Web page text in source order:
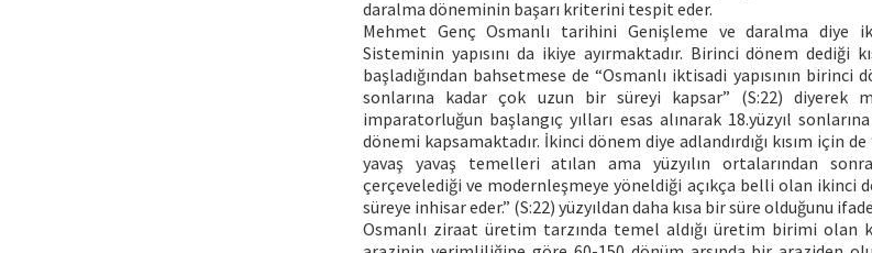
daralma döneminin başarı kriterini tespit eder.
Mehmet Genç Osmanlı tarihini Genişleme ve daralma diye
Sisteminin yapısını da ikiye ayırmaktadır. Birinci dönem dediği
başladığından bahsetmese de “Osmanlı iktisadi yapısının birinci
sonlarına kadar çok uzun bir süreyi kapsar” (S:22) diyerek
imparatorluğun başlangıç yılları esas alınarak 18.yüzyıl
dönemi kapsamaktadır. İkinci dönem diye adlandırdığı kısım için
yavaş yavaş temelleri atılan ama yüzyılın ortalarından
çerçevelediği ve modernleşmeye yöneldiği açıkça belli olan ikinci
süreye inhisar eder.” (S:22) yüzyıldan daha kısa bir süre olduğunu
Osmanlı ziraat üretim tarzında temel aldığı üretim birimi